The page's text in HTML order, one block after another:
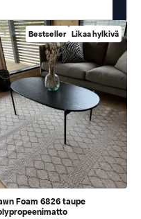
Bestseller Likaa hylkivä
Foam 6826 taupe